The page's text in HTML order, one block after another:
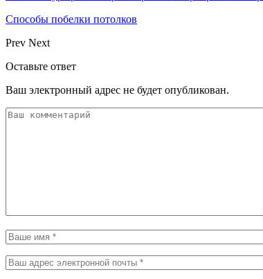
Способы побелки потолков
Prev Next
Оставьте ответ
Ваш электронный адрес не будет опубликован.